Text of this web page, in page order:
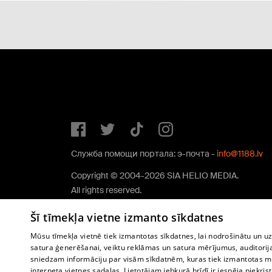
Служба помощи портала: э-почта - info@1188.lv
Copyright © 2004-2026 SIA HELIO MEDIA.
All rights reserved.
Šī tīmekļa vietne izmanto sīkdatnes
Mūsu tīmekļa vietnē tiek izmantotas sīkdatnes, lai nodrošinātu un
satura ģenerēšanai, veiktu reklāmas un satura mērījumus,
sniedzam informāciju par visām sīkdatnēm, kuras tiek izmantotas